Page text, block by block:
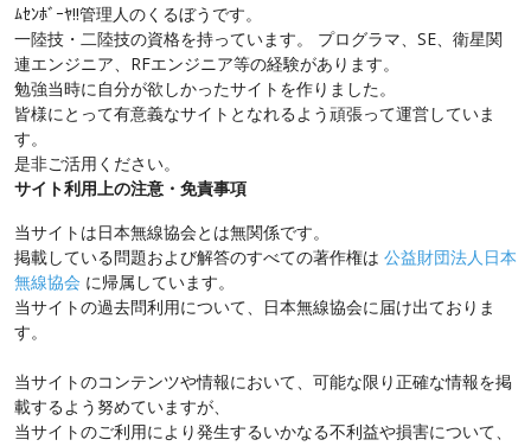
ﾑｾﾝﾎﾞｰﾔ!!管理人のくるぼうです。
一陸技・二陸技の資格を持っています。 プログラマ、SE、衛星関
連エンジニア、RFエンジニア等の経験があります。
勉強当時に自分が欲しかったサイトを作りました。
皆様にとって有意義なサイトとなれるよう頑張って運営していま
す。
是非ご活用ください。
サイト利用上の注意・免責事項
当サイトは日本無線協会とは無関係です。
掲載している問題および解答のすべての著作権は 公益財団法人日本
無線協会 に帰属しています。
当サイトの過去問利用について、日本無線協会に届け出ておりま
す。
当サイトのコンテンツや情報において、可能な限り正確な情報を掲
載するよう努めていますが、
当サイトのご利用により発生するいかなる不利益や損害について、